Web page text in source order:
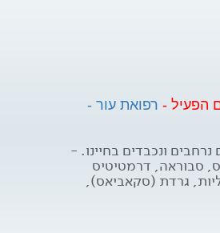
הפעיל - רפואת עור -
ונכבדים בחיינו. -
סבוראה, דרמטיטיס
גרדת (סקאביאס),
ממאירים, פטרת העור. -
על ידי חרקים,